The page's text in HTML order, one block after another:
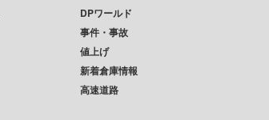
DPワールド
事件・事故
値上げ
新着倉庫情報
高速道路